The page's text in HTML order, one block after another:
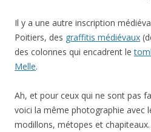
Il y a une autre inscription
Poitiers, des graffitis médiévaux
des colonnes qui encadrent le
Melle.
Ah, et pour ceux qui ne sont pas
voici la même photographie avec
modillons, métopes et